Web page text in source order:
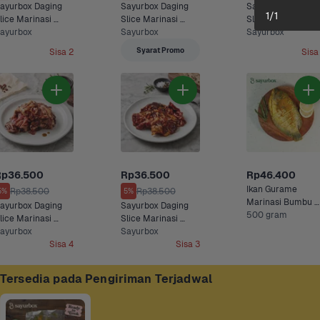
Daging
Marinasi
250
Sisa 2
Sayurbox Daging
Slice Marinasi
Blackpepper 250
gram
Sayurbox
Syarat Promo
Sayurbox Daging
Slice Marinasi
Yakiniku 250
Sayurbox
Rp38.500
Daging
Marinasi
250 gram
Sisa 4
Rp36.500
5% Rp38.500
Sayurbox Daging
Slice Marinasi
Bulgogi 250 gram
Sayurbox
Sisa 3
Rp46.400
Ikan Gurame
Marinasi Bumbu
Kuning Sayurbox
500 gram
Tersedia pada Pengiriman Terjadwal
1/1